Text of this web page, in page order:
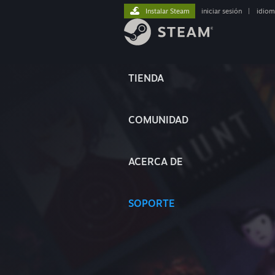
TIENDA
COMUNIDAD
ACERCA DE
SOPORTE
Instalar Steam iniciar sesión